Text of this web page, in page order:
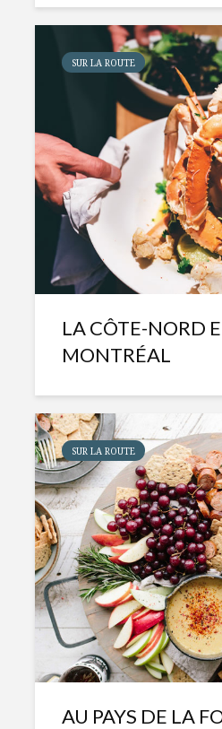
SUR LA ROUTE
LA CÔTE-NORD
MONTRÉAL
SUR LA ROUTE
AU PAYS DE LA